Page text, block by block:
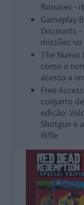
Bonuses -
Gameplay
Discounts
missões
The Nuevo
como o
acesso a
Free
conjunto
edição:
Shotgun e
Rifle